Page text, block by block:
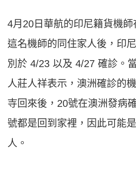
4月20日華航的印尼籍貨機師
這名機師的同住家人後，印
別於 4/23 以及 4/27 確診。
人莊人祥表示，澳洲確診的
寺回來後，20號在澳洲發病
號都是回到家裡，因此可能
人。